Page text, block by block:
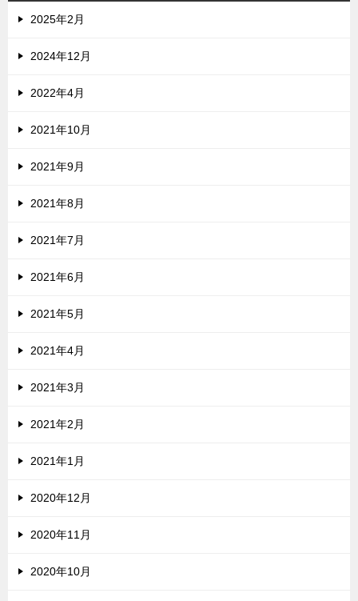
2025年2月
2024年12月
2022年4月
2021年10月
2021年9月
2021年8月
2021年7月
2021年6月
2021年5月
2021年4月
2021年3月
2021年2月
2021年1月
2020年12月
2020年11月
2020年10月